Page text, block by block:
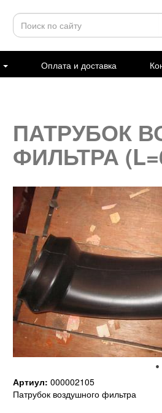
Оплата и доставка
ПАТРУБОК
ФИЛЬТРА
Артиул: 000002105
Патрубок воздушного фильтра